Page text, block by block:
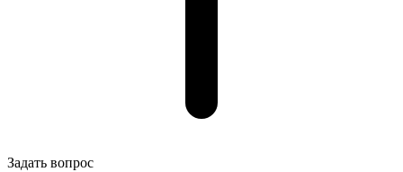
Задать вопрос